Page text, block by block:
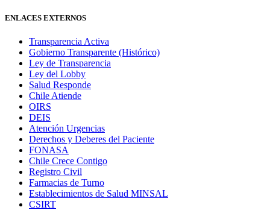
ENLACES EXTERNOS
Transparencia Activa
Gobierno Transparente (Histórico)
Ley de Transparencia
Ley del Lobby
Salud Responde
Chile Atiende
OIRS
DEIS
Atención Urgencias
Derechos y Deberes del Paciente
FONASA
Chile Crece Contigo
Registro Civil
Farmacias de Turno
Establecimientos de Salud MINSAL
CSIRT